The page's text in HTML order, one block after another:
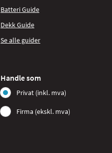
Batteri Guide
Dekk Guide
Se alle guider
Handle som
Privat (inkl. mva)
Firma (ekskl. mva)